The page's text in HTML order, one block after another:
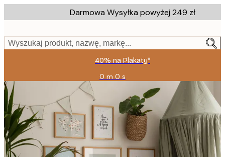
to
content.
Darmowa Wysyłka powyżej 249 zł
Wyszukaj produkt, nazwę, markę...
40% na Plakaty*
0 m 0 s
Ważny
2026-
08-
09